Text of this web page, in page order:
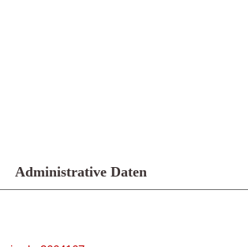
Administrative Daten